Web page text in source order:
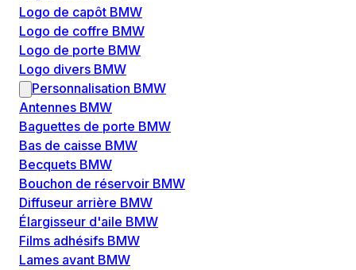
Logo de capôt BMW
Logo de coffre BMW
Logo de porte BMW
Logo divers BMW
Personnalisation BMW
Antennes BMW
Baguettes de porte BMW
Bas de caisse BMW
Becquets BMW
Bouchon de réservoir BMW
Diffuseur arrière BMW
Élargisseur d'aile BMW
Films adhésifs BMW
Lames avant BMW